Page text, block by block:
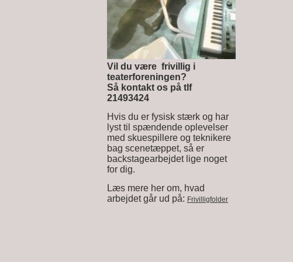
Vil du være frivillig i
teaterforeningen?
Så kontakt os på tlf
21493424
Hvis du er fysisk stærk og har
lyst til spændende oplevelser
med skuespillere og teknikere
bag scenetæppet, så er
backstagearbejdet lige noget
for dig.
Læs mere her om, hvad
arbejdet går ud på: Frivilligfolder